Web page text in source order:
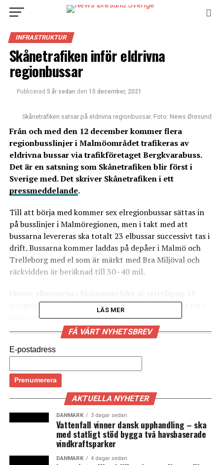
INFRASTRUKTUR
Skånetrafiken inför eldrivna
regionbussar
Publicerad 5 år sedan den 15 december, 2021
Skånetrafiken satsar på eldrivna regionbussar. Foto: News Øresund
Från och med den 12 december kommer flera
regionbusslinjer i Malmöområdet trafikeras av
eldrivna bussar via trafikföretaget Bergkvarabuss.
Det är en satsning som Skånetrafiken blir först i
Sverige med. Det skriver Skånetrafiken i ett
pressmeddelande.
Till att börja med kommer sex elregionbussar sättas in
på busslinjer i Malmöregionen, men i takt med att
bussarna levereras ska totalt 23 elbussar successivt tas i
drift. Bussarna kommer laddas på depåer i Malmö och
Trelleborg med el som är märkt med Bra Miljöval och
räckvidden är beräknad till 30–40 mil.
elregionbussar beställda till Ystad, vilka förväntas tas i
drift under början av 2022.
I pressmeddelandet uppger Skånetrafiken att det är den
snabba tekniska utvecklingen inom transportsektorn
eldrivna fordon – något som är viktigt i omställningen
till fossilfria drivmedel. Och fördelarna med de nya
regionbussarna är flera enligt Skånetrafiken. Bland
annat orsakar de inga utsläpp och bidrar till tystare
miljö både i städerna och på landsbygden. (News
LÄS MER
FÅ VÅRT NYHETSBREV
E-postadress
AKTUELLA NYHETER
DANMARK 3 dagar sedan
Vattenfall vinner dansk upphandling – ska
med statligt stöd bygga två havsbaserade
vindkraftsparker
DANMARK 4 dagar sedan